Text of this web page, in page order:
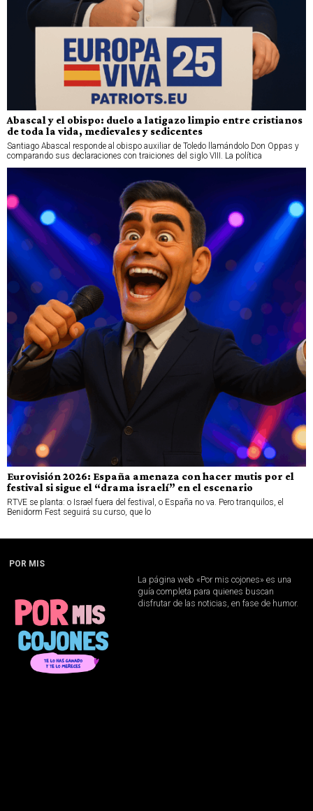
Abascal y el obispo: duelo a latigazo limpio entre cristianos
de toda la vida, medievales y sedicentes
Santiago Abascal responde al obispo auxiliar de Toledo llamándolo Don Oppas y
comparando sus declaraciones con traiciones del siglo VIII. La política
Eurovisión 2026: España amenaza con hacer mutis por el
festival si sigue el “drama israelí” en el escenario
RTVE se planta: o Israel fuera del festival, o España no va. Pero tranquilos, el
Benidorm Fest seguirá su curso, que lo
POR MIS
La página web «Por mis cojones» es una
guía completa para quienes buscan
disfrutar de las noticias, en fase de humor.